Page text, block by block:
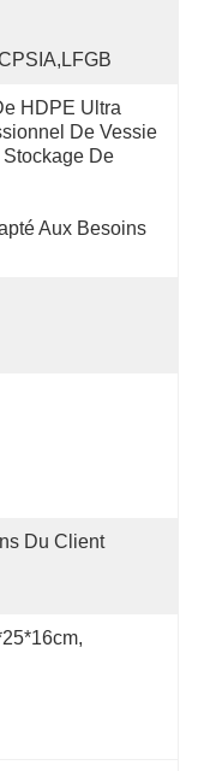
HDPE Ultra
De Vessie
De
Aux Besoins
Du Client